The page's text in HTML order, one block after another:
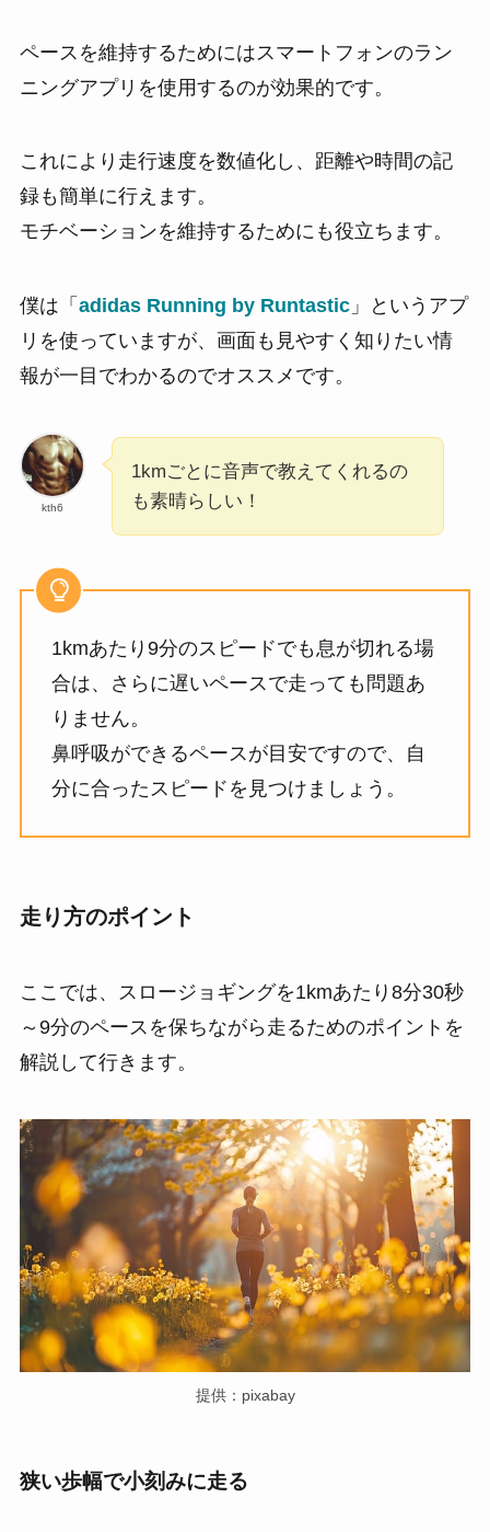
ペースを維持するためにはスマートフォンのラン
ニングアプリを使用するのが効果的です。
これにより走行速度を数値化し、距離や時間の記
録も簡単に行えます。
モチベーションを維持するためにも役立ちます。
僕は「 adidas Running by Runtastic」というアプ
リを使っていますが、画面も見やすく知りたい情
報が一目でわかるのでオススメです。
kth6
1kmごとに音声で教えてくれるの
も素晴らしい！
1kmあたり9分のスピードでも息が切れる場
合は、さらに遅いペースで走っても問題あ
りません。
鼻呼吸ができるペースが目安ですので、自
分に合ったスピードを見つけましょう。
走り方のポイント
ここでは、スロージョギングを1kmあたり8分30秒
～9分のペースを保ちながら走るためのポイントを
解説して行きます。
提供：pixabay
狭い歩幅で小刻みに走る